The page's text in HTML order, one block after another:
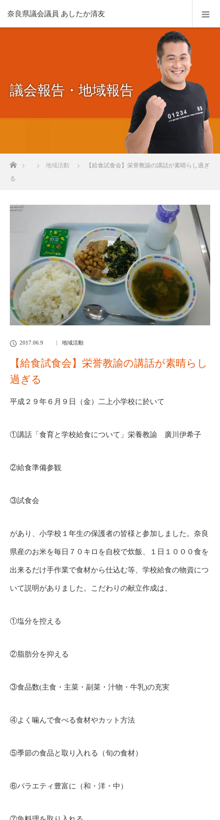
奈良県議会議員 あしたか清友
議会報告・地域報告
地域活動
【給食試食会】栄誉教諭の講話が素晴らし過ぎ
る
2017.06.9 地域活動
【給食試食会】栄誉教諭の講話が素晴らし
過ぎる
平成２９年６月９日（金）二上小学校に於いて
①講話「食育と学校給食について」栄養教諭 廣川伊希子
②給食準備参観
③試食会
があり、小学校１年生の保護者の皆様と参加しました。奈良
県産のお米を毎日７０キロを自校で炊飯、１日１０００食を
出来るだけ手作業で食材から仕込む等、学校給食の物資につ
いて説明がありました。こだわりの献立作成は、
①塩分を控える
②脂肪分を抑える
③食品数(主食・主菜・副菜・汁物・牛乳)の充実
④よく噛んで食べる食材やカット方法
⑤季節の食品と取り入れる（旬の食材）
⑥バラエティ豊富に（和・洋・中）